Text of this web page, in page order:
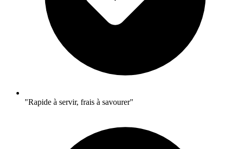
"Rapide à servir, frais à savourer"